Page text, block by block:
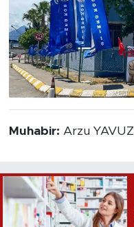
Muhabir: Arzu YAVUZ